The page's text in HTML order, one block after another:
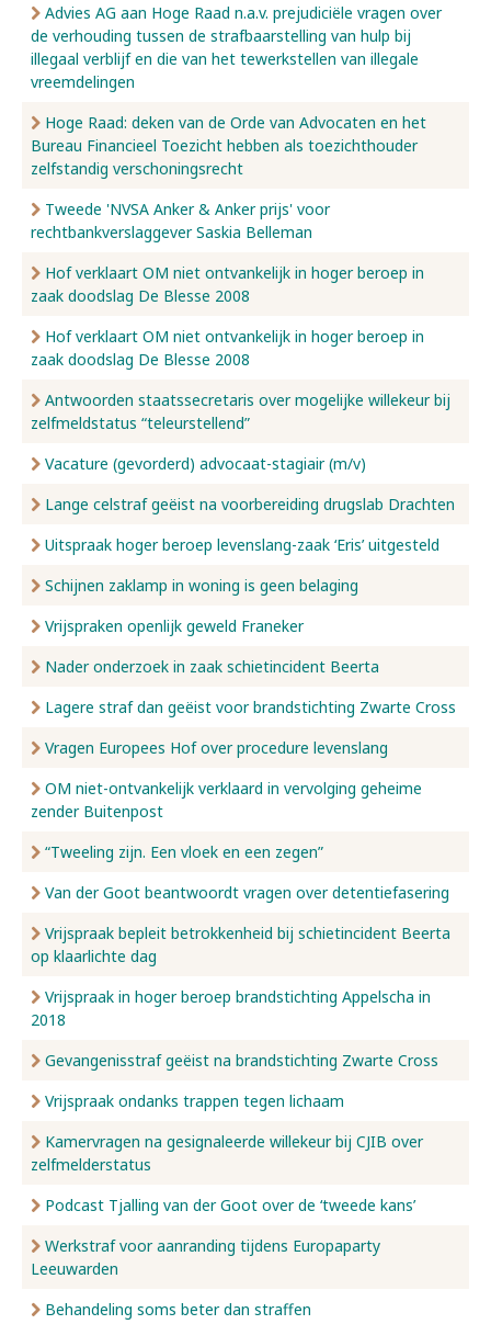
Advies AG aan Hoge Raad n.a.v. prejudiciële vragen over
de verhouding tussen de strafbaarstelling van hulp bij
illegaal verblijf en die van het tewerkstellen van illegale
vreemdelingen
Hoge Raad: deken van de Orde van Advocaten en het
Bureau Financieel Toezicht hebben als toezichthouder
zelfstandig verschoningsrecht
Tweede 'NVSA Anker & Anker prijs' voor
rechtbankverslaggever Saskia Belleman
Hof verklaart OM niet ontvankelijk in hoger beroep in
zaak doodslag De Blesse 2008
Hof verklaart OM niet ontvankelijk in hoger beroep in
zaak doodslag De Blesse 2008
Antwoorden staatssecretaris over mogelijke willekeur bij
zelfmeldstatus “teleurstellend”
Vacature (gevorderd) advocaat-stagiair (m/v)
Lange celstraf geëist na voorbereiding drugslab Drachten
Uitspraak hoger beroep levenslang-zaak ‘Eris’ uitgesteld
Schijnen zaklamp in woning is geen belaging
Vrijspraken openlijk geweld Franeker
Nader onderzoek in zaak schietincident Beerta
Lagere straf dan geëist voor brandstichting Zwarte Cross
Vragen Europees Hof over procedure levenslang
OM niet-ontvankelijk verklaard in vervolging geheime
zender Buitenpost
“Tweeling zijn. Een vloek en een zegen”
Van der Goot beantwoordt vragen over detentiefasering
Vrijspraak bepleit betrokkenheid bij schietincident Beerta
op klaarlichte dag
Vrijspraak in hoger beroep brandstichting Appelscha in
2018
Gevangenisstraf geëist na brandstichting Zwarte Cross
Vrijspraak ondanks trappen tegen lichaam
Kamervragen na gesignaleerde willekeur bij CJIB over
zelfmelderstatus
Podcast Tjalling van der Goot over de ‘tweede kans’
Werkstraf voor aanranding tijdens Europaparty
Leeuwarden
Behandeling soms beter dan straffen